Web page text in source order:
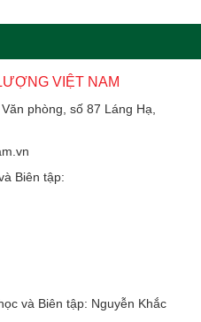
VIỆT NAM
phòng, số 87 Láng Hạ,
Biên tập:
và Biên tập: Nguyễn Khắc